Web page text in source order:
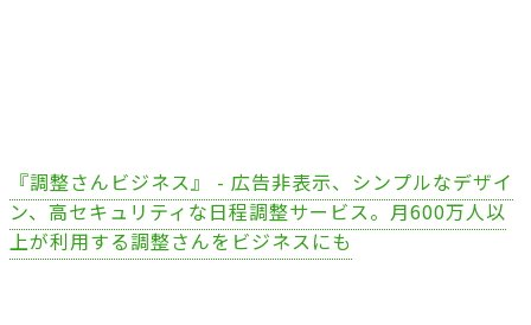
『調整さんビジネス』 - 広告非表示、シンプルなデザイ
ン、高セキュリティな日程調整サービス。月600万人以
上が利用する調整さんをビジネスにも